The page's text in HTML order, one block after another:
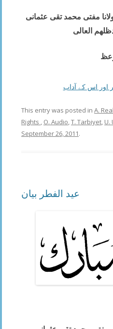
مفتی محمد تقی عثمانی
العالی
اور اس کے آداب
This entry was posted in A.
Rights , O. Audio,T. Tarbiyet, U.
September 26, 2011.
عید الفطر بیان